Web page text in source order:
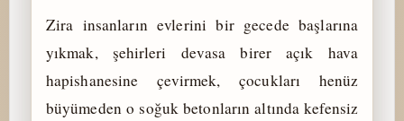
Zira insanların evlerini bir gecede başlarına
yıkmak, şehirleri devasa birer açık hava
hapishanesine çevirmek, çocukları henüz
büyümeden o soğuk betonların altında kefensiz